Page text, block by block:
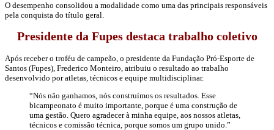
O desempenho consolidou a modalidade como uma das principais responsáveis
pela conquista do título geral.
Presidente da Fupes destaca trabalho coletivo
Após receber o troféu de campeão, o presidente da Fundação Pró-Esporte de
Santos (Fupes), Frederico Monteiro, atribuiu o resultado ao trabalho
desenvolvido por atletas, técnicos e equipe multidisciplinar.
“Nós não ganhamos, nós construímos os resultados. Esse
bicampeonato é muito importante, porque é uma construção de
uma gestão. Quero agradecer à minha equipe, aos nossos atletas,
técnicos e comissão técnica, porque somos um grupo unido.”